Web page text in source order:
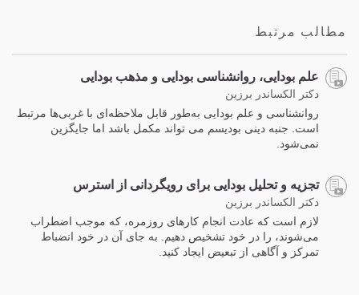
مطالب مرتبط
علم بودایی، روانشناسی بودایی و مذهب بودایی
دکتر الکساندر برزین
روانشناسی و علم بودایی به‌طور قابل ملاحظه‌ای با غربی‌ها مرتبط
است. جنبه دینی بودیسم می تواند مکمل باشد اما جایگزین
نمی‌شود.
تجزیه و تحلیل بودایی برای رویگردانی از استرس
دکتر الکساندر برزین
لازم است که عادت انجام کارهای روزمره، که موجب اضطراب
می‌شوند، را در خود تشخیص دهیم. به جای آن در خود انضباط
تمرکز و آگاهی از تبعیض ایجاد کنید.